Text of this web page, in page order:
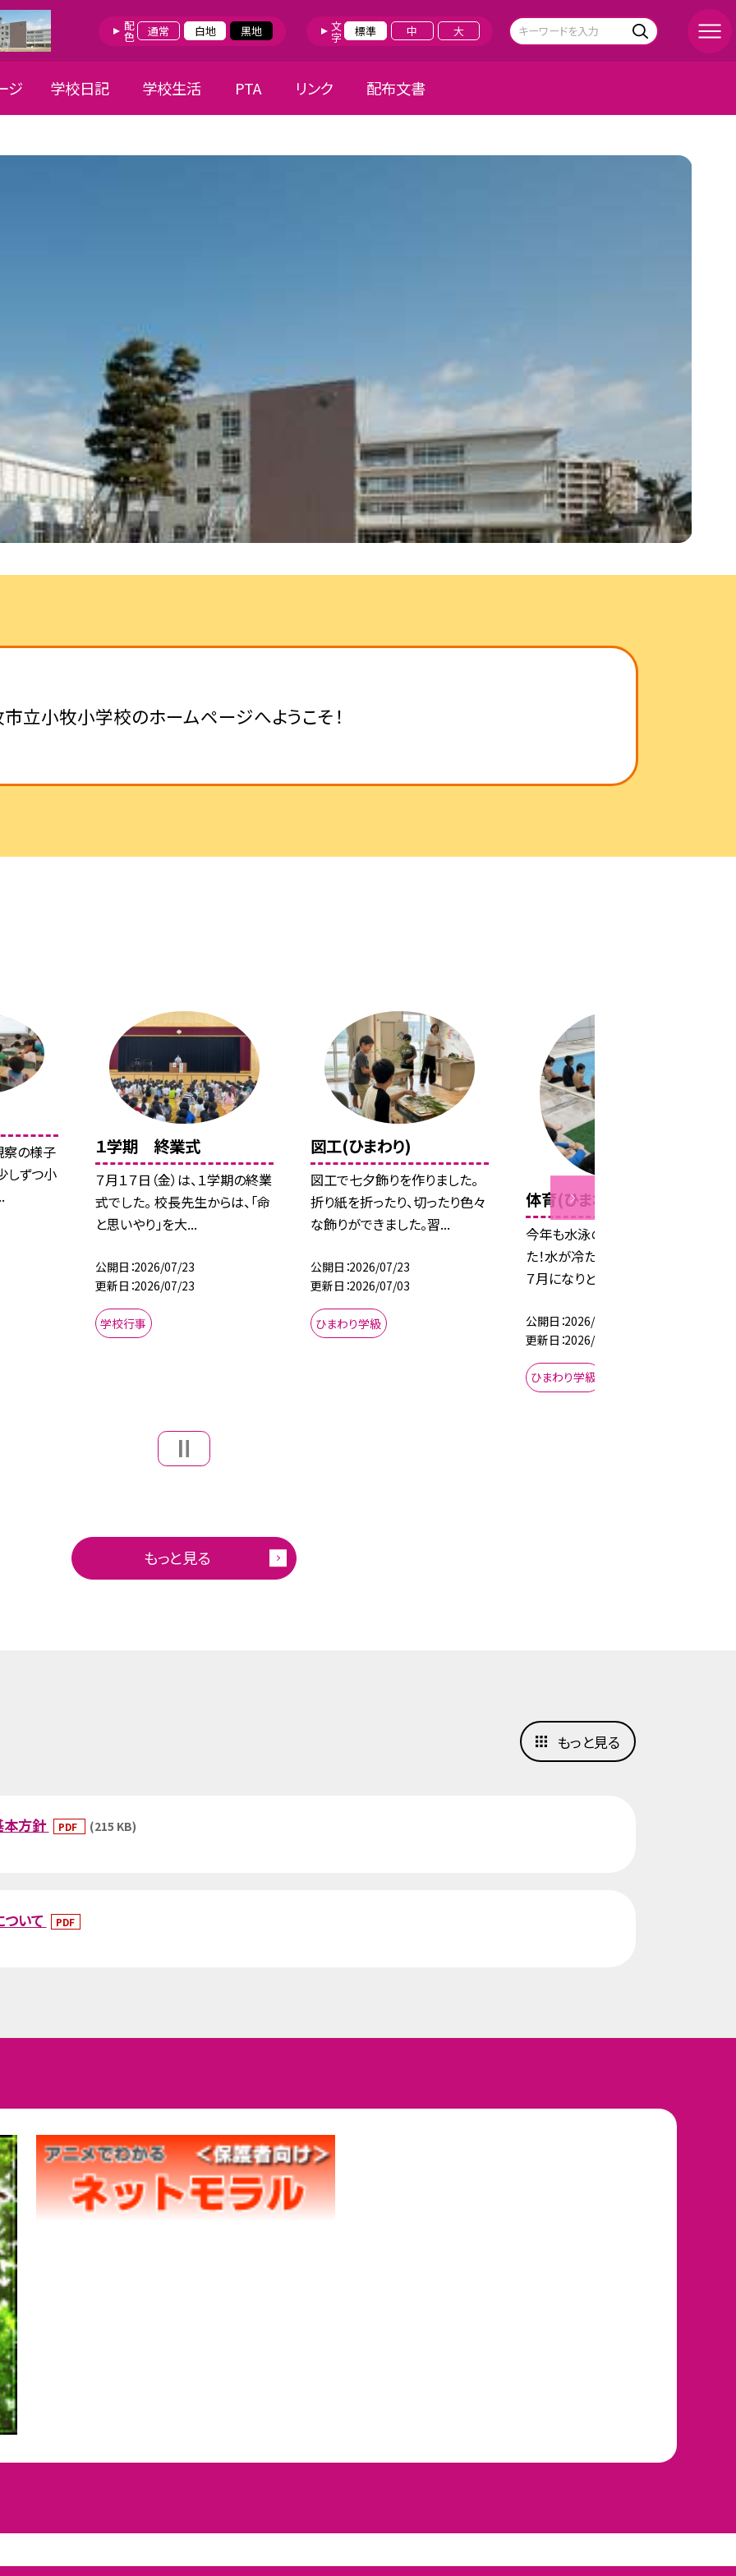
配色 通常 白地 黒地 文字 標準 中 大
ジ 学校日記 学校生活 PTA リンク 配布文書
立小牧小学校のホームページへようこそ！
察の様子
しずつ小
１学期 終業式
７月１７日（金）は、１学期の終業
式でした。 校長先生からは、「命
と思いやり」を大...
公開日 2026/07/23
更新日 2026/07/23
学校行事
図工(ひまわり)
図工で七夕飾りを作りました。
折り紙を折ったり、切ったり色々
な飾りができました。習...
公開日 2026/07/23
更新日 2026/07/03
ひまわり学級
体育(ひまわり)
今年も水泳の授業を楽しみまし
た！水が冷たい日もあったけど、
７月になりどんどん気温...
公開日 2026/07/23
更新日 2026/07/10
ひまわり学級
もっと見る
本方針 PDF (215 KB)
いて PDF
もっと見る